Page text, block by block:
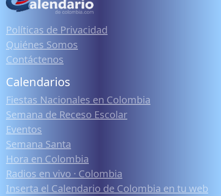
Políticas de Privacidad
Quiénes Somos
Contáctenos
Calendarios
Fiestas Nacionales en Colombia
Semana de Receso Escolar
Eventos
Semana Santa
Hora en Colombia
Radios en vivo · Colombia
Inserta el Calendario de Colombia en tu web